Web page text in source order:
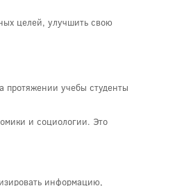
целей, улучшить свою
протяжении учебы студенты
и социологии. Это
информацию,